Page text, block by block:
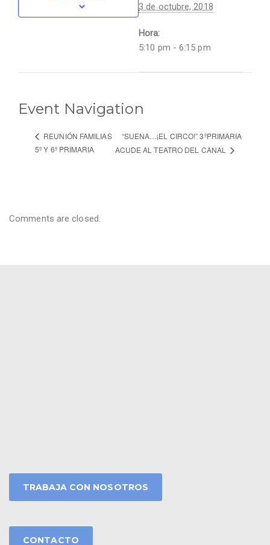
3 de octubre, 2018
Hora:
5:10 pm - 6:15 pm
Event Navigation
REUNIÓN FAMILIAS
5º Y 6º PRIMARIA
“SUENA…¡EL CIRCO!” 3ºPRIMARIA
ACUDE AL TEATRO DEL CANAL
Comments are closed.
TRABAJA CON NOSOTROS
CONTACTO